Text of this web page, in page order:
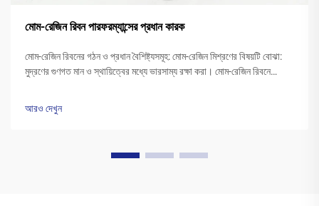
মোম-রেজিন রিবন পারফরম্যান্সের প্রধান কারক
মোম-রেজিন রিবনের গঠন ও প্রধান বৈশিষ্ট্যসমূহ: মোম-রেজিন মিশ্রণের বিষয়টি বোঝা:
মুদ্রণের গুণগত মান ও স্থায়িত্বের মধ্যে ভারসাম্য রক্ষা করা। মোম-রেজিন রিবনে
আরও দেখুন